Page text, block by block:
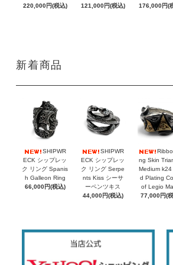
220,000円(税込)
121,000円(税込)
176,000円(
新着商品
SHIPWR
ECK シップレッ
ク リング Spanis
h Galleon Ring
66,000円(税込)
SHIPWR
ECK シップレッ
ク リング Serpe
nts Kiss シーサ
ーペンツキス
44,000円(税込)
ng Skin
Medium k24
d Plating
of Legio
77,000円(